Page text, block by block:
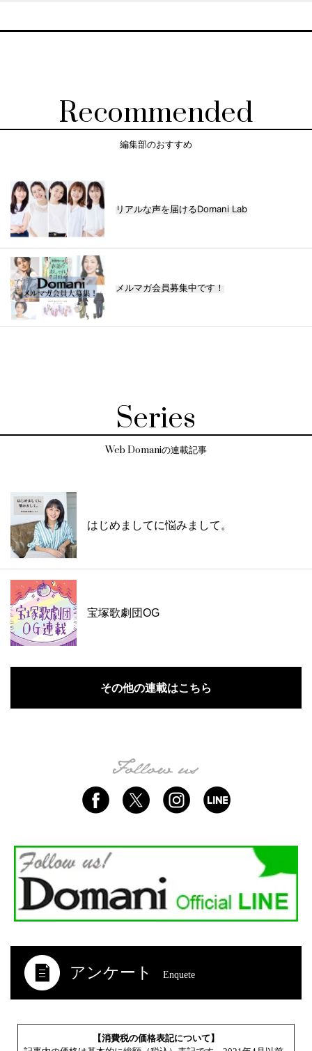
Recommended
編集部のおすすめ
リアルな声を届けるDomani Lab
メルマガ会員募集中です！
Series
Web Domaniの連載記事
はじめましてに悩みまして。
宝塚歌劇団OG
その他の連載はこちら
アンケート Enquete
【消費税の価格表記について】